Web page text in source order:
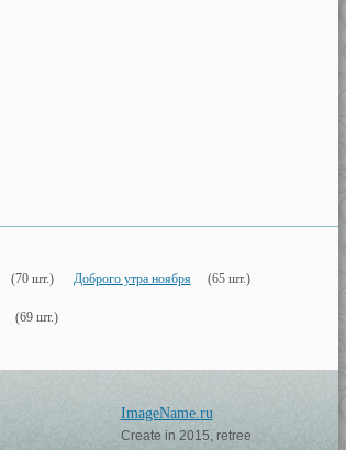
(70 шт.) Доброго утра ноября (65 шт.)
(69 шт.)
ImageName.ru
Create in 2015, retree